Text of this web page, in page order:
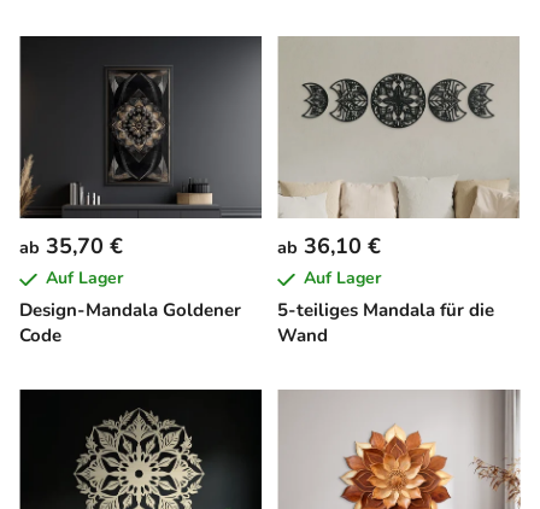
Design-Mandala Goldener
Code
ab 35,70 €
Auf Lager
5-teiliges Mandala für die
Wand
ab 36,10 €
Auf Lager